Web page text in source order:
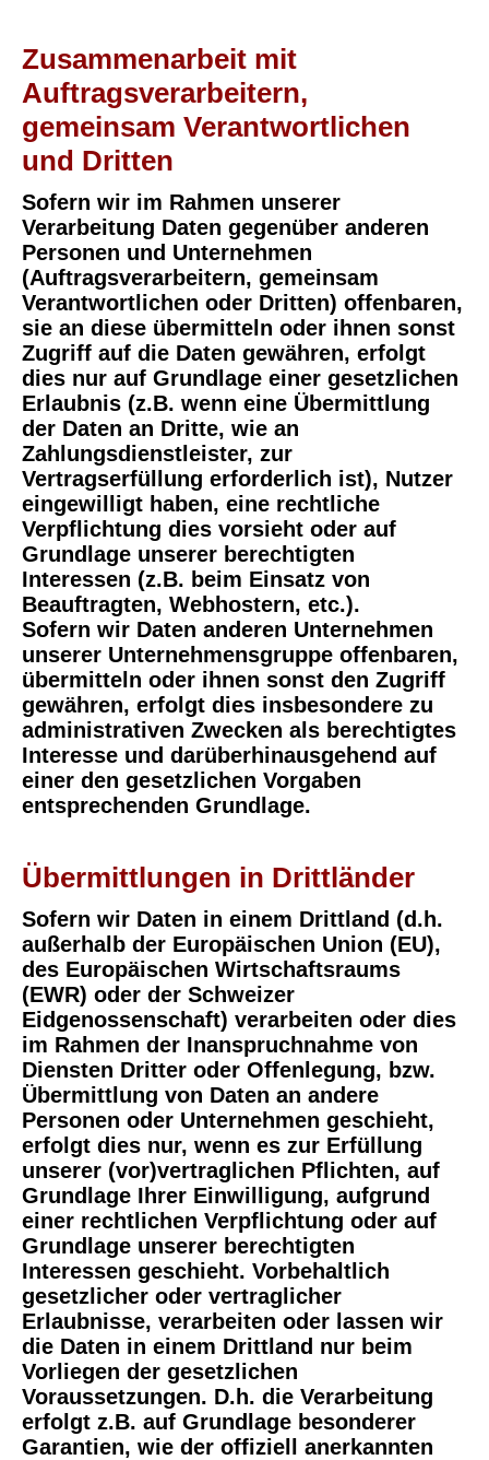
Zusammenarbeit mit
Auftragsverarbeitern,
gemeinsam Verantwortlichen
und Dritten
Sofern wir im Rahmen unserer
Verarbeitung Daten gegenüber anderen
Personen und Unternehmen
(Auftragsverarbeitern, gemeinsam
Verantwortlichen oder Dritten) offenbaren,
sie an diese übermitteln oder ihnen sonst
Zugriff auf die Daten gewähren, erfolgt
dies nur auf Grundlage einer gesetzlichen
Erlaubnis (z.B. wenn eine Übermittlung
der Daten an Dritte, wie an
Zahlungsdienstleister, zur
Vertragserfüllung erforderlich ist), Nutzer
eingewilligt haben, eine rechtliche
Verpflichtung dies vorsieht oder auf
Grundlage unserer berechtigten
Interessen (z.B. beim Einsatz von
Beauftragten, Webhostern, etc.).
Sofern wir Daten anderen Unternehmen
unserer Unternehmensgruppe offenbaren,
übermitteln oder ihnen sonst den Zugriff
gewähren, erfolgt dies insbesondere zu
administrativen Zwecken als berechtigtes
Interesse und darüberhinausgehend auf
einer den gesetzlichen Vorgaben
entsprechenden Grundlage.
Übermittlungen in Drittländer
Sofern wir Daten in einem Drittland (d.h.
außerhalb der Europäischen Union (EU),
des Europäischen Wirtschaftsraums
(EWR) oder der Schweizer
Eidgenossenschaft) verarbeiten oder dies
im Rahmen der Inanspruchnahme von
Diensten Dritter oder Offenlegung, bzw.
Übermittlung von Daten an andere
Personen oder Unternehmen geschieht,
erfolgt dies nur, wenn es zur Erfüllung
unserer (vor)vertraglichen Pflichten, auf
Grundlage Ihrer Einwilligung, aufgrund
einer rechtlichen Verpflichtung oder auf
Grundlage unserer berechtigten
Interessen geschieht. Vorbehaltlich
gesetzlicher oder vertraglicher
Erlaubnisse, verarbeiten oder lassen wir
die Daten in einem Drittland nur beim
Vorliegen der gesetzlichen
Voraussetzungen. D.h. die Verarbeitung
erfolgt z.B. auf Grundlage besonderer
Garantien, wie der offiziell anerkannten